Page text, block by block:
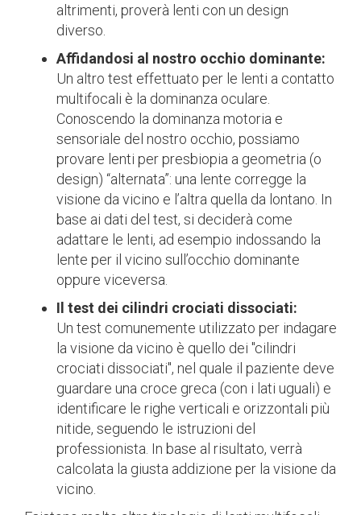
altrimenti, proverà lenti con un design
diverso.
Affidandosi al nostro occhio dominante:
Un altro test effettuato per le lenti a contatto
multifocali è la dominanza oculare.
Conoscendo la dominanza motoria e
sensoriale del nostro occhio, possiamo
provare lenti per presbiopia a geometria (o
design) “alternata”: una lente corregge la
visione da vicino e l’altra quella da lontano. In
base ai dati del test, si deciderà come
adattare le lenti, ad esempio indossando la
lente per il vicino sull’occhio dominante
oppure viceversa.
Il test dei cilindri crociati dissociati:
Un test comunemente utilizzato per indagare
la visione da vicino è quello dei "cilindri
crociati dissociati", nel quale il paziente deve
guardare una croce greca (con i lati uguali) e
identificare le righe verticali e orizzontali più
nitide, seguendo le istruzioni del
professionista. In base al risultato, verrà
calcolata la giusta addizione per la visione da
vicino.